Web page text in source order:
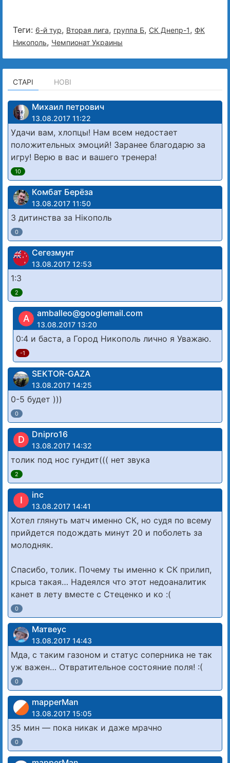
Теги: 6-й тур, Вторая лига, группа Б, СК Днепр-1, ФК
Никополь, Чемпионат Украины
СТАРІ НОВІ
Михаил петрович
13.08.2017 11:22
Удачи вам, хлопцы! Нам всем недостает
положительных эмоций! Заранее благодарю за
игру! Верю в вас и вашего тренера!
10
Комбат Берёза
13.08.2017 11:50
З дитинства за Нікополь
0
Сегезмунт
13.08.2017 12:53
1:3
2
A amballeo@googlemail.com
13.08.2017 13:20
0:4 и баста, а Город Никополь лично я Уважаю.
-1
SEKTOR-GAZA
13.08.2017 14:25
0-5 будет )))
0
D Dnipro16
13.08.2017 14:32
толик под нос гундит((( нет звука
2
I inc
13.08.2017 14:41
Хотел глянуть матч именно СК, но судя по всему
прийдется подождать минут 20 и поболеть за
молодняк.
Спасибо, толик. Почему ты именно к СК прилип,
крыса такая… Надеялся что этот недоаналитик
канет в лету вместе с Стеценко и ко :(
0
Матвеус
13.08.2017 14:43
Мда, с таким газоном и статус соперника не так
уж важен… Отвратительное состояние поля! :(
0
mapperMan
13.08.2017 15:05
35 мин — пока никак и даже мрачно
0